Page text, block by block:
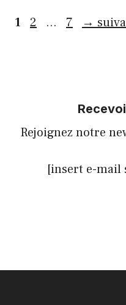
Page
1 Page
2 … Page
7 →
Rejoignez notre
[insert e-